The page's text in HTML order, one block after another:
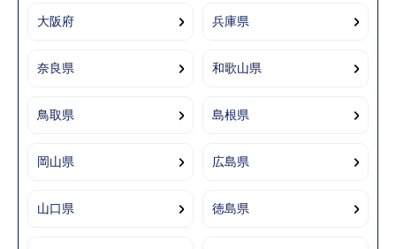
大阪府 兵庫県
奈良県 和歌山県
鳥取県 島根県
岡山県 広島県
山口県 徳島県